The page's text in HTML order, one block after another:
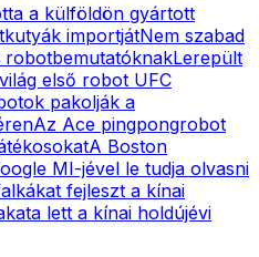
a külföldön gyártott
importjátNem szabad
robotbemutatóknakLerepült
első robot UFC
pakolják a
Az Ace pingpongrobot
A Boston
MI-jével le tudja olvasni
fejleszt a kínai
lett a kínai holdújévi